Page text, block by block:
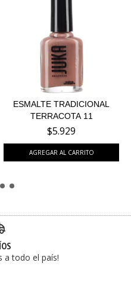
ESMALTE TRADICIONAL
TERRACOTA 11
$5.929
a todo el país!